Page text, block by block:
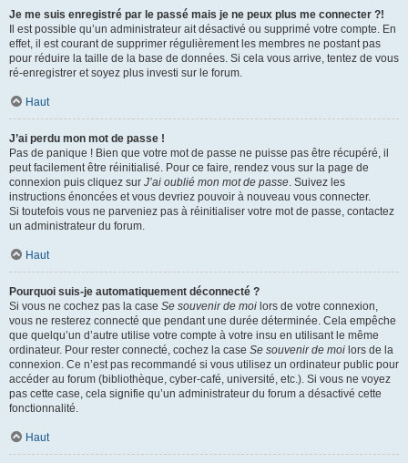
Je me suis enregistré par le passé mais je ne peux plus me connecter ?!
Il est possible qu’un administrateur ait désactivé ou supprimé votre compte. En
effet, il est courant de supprimer régulièrement les membres ne postant pas
pour réduire la taille de la base de données. Si cela vous arrive, tentez de vous
ré-enregistrer et soyez plus investi sur le forum.
Haut
J’ai perdu mon mot de passe !
Pas de panique ! Bien que votre mot de passe ne puisse pas être récupéré, il
peut facilement être réinitialisé. Pour ce faire, rendez vous sur la page de
connexion puis cliquez sur J’ai oublié mon mot de passe. Suivez les
instructions énoncées et vous devriez pouvoir à nouveau vous connecter.
Si toutefois vous ne parveniez pas à réinitialiser votre mot de passe, contactez
un administrateur du forum.
Haut
Pourquoi suis-je automatiquement déconnecté ?
Si vous ne cochez pas la case Se souvenir de moi lors de votre connexion,
vous ne resterez connecté que pendant une durée déterminée. Cela empêche
que quelqu’un d’autre utilise votre compte à votre insu en utilisant le même
ordinateur. Pour rester connecté, cochez la case Se souvenir de moi lors de la
connexion. Ce n’est pas recommandé si vous utilisez un ordinateur public pour
accéder au forum (bibliothèque, cyber-café, université, etc.). Si vous ne voyez
pas cette case, cela signifie qu’un administrateur du forum a désactivé cette
fonctionnalité.
Haut